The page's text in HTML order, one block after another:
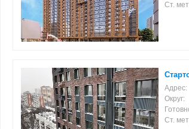
Ст.
Адрес:
Округ:
Ст.